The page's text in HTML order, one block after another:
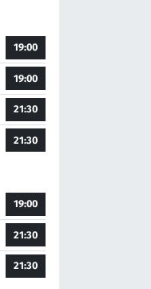
19:00
19:00
21:30
21:30
19:00
21:30
21:30